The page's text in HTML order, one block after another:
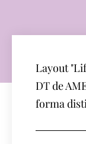
Layout
DT de
forma